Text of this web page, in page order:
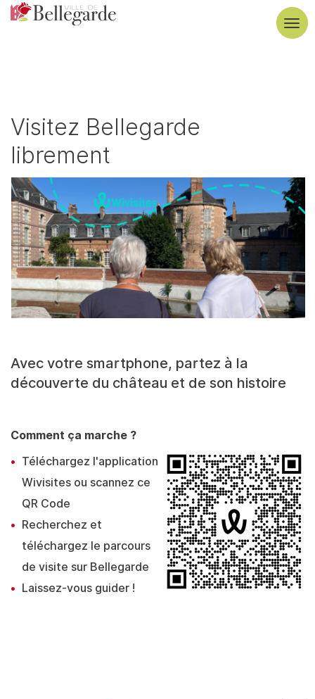
Aller
au
Visitez Bellegarde
librement
Avec votre smartphone, partez à la
découverte du château et de son histoire
Comment ça marche ?
Téléchargez l'application
Wivisites ou scannez ce
QR Code
Recherchez et
téléchargez le parcours
de visite sur Bellegarde
Laissez-vous guider !